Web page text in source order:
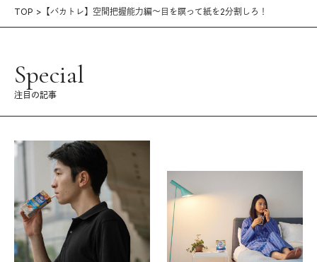
TOP 【バカトレ】空間把握能力編〜目を瞑って紙を2分割しろ！
Special
注目の記事